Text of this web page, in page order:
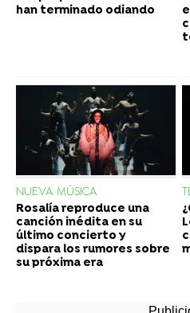
han terminado odiando
NUEVA MÚSICA
Rosalía reproduce una
canción inédita en su
último concierto y
dispara los rumores sobre
su próxima era